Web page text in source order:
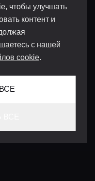
чтобы улучшать
контент и
с нашей
cookie.